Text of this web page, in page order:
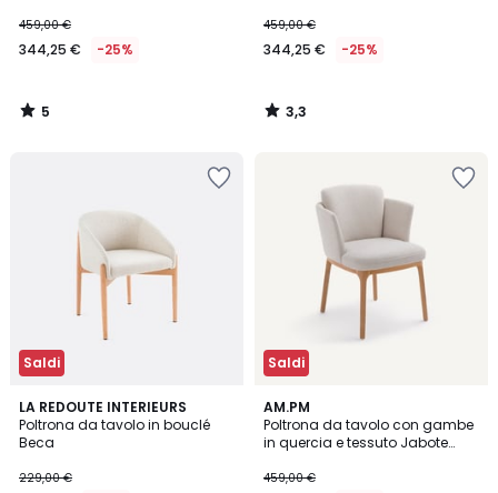
459,00 €
344,25 € -25%
5
/
459,00 €
344,25 € -25%
3,3
/
Saldi
LA REDOUTE INTERIEURS
Poltrona da tavolo in bouclé
Beca
229,00 €
Saldi
AM.PM
Poltrona da tavolo con gambe
in quercia e tessuto Jabote
459,00 €
5
/
5